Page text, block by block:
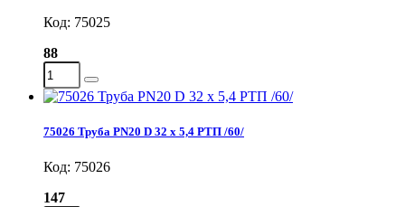
Код: 75025
88
75026 Труба PN20 D 32 х 5,4 РТП /60/
Код: 75026
147